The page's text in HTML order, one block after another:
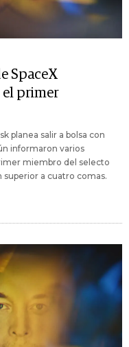
SpaceX
el primer
planea salir a bolsa con
informaron varios
miembro del selecto
superior a cuatro comas.